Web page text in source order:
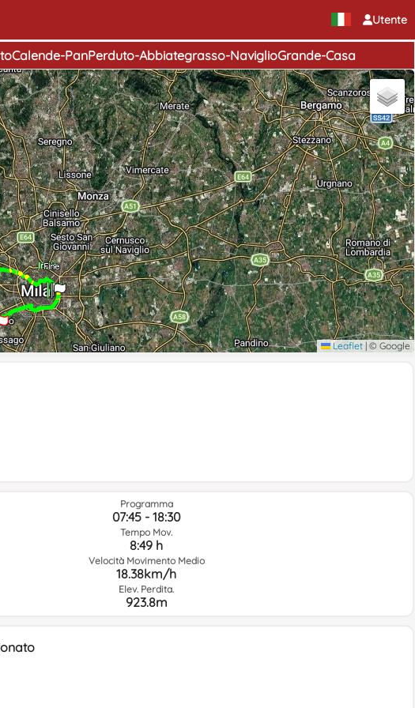
Utente
PanPerduto-Abbiategrasso-NaviglioGrande-Casa
Inizio
Fine
Leaflet | © Google
Programma
07:45 - 18:30
Tempo Mov.
8:49 h
Velocità Movimento Medio
18.38km/h
Elev. Perdita.
923.8m